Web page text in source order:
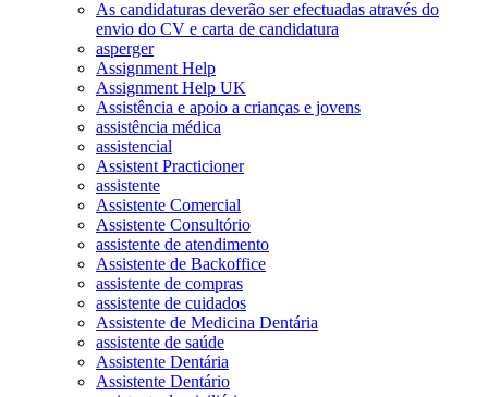
As candidaturas deverão ser efectuadas através do
envio do CV e carta de candidatura
asperger
Assignment Help
Assignment Help UK
Assistência e apoio a crianças e jovens
assistência médica
assistencial
Assistent Practicioner
assistente
Assistente Comercial
Assistente Consultório
assistente de atendimento
Assistente de Backoffice
assistente de compras
assistente de cuidados
Assistente de Medicina Dentária
assistente de saúde
Assistente Dentária
Assistente Dentário